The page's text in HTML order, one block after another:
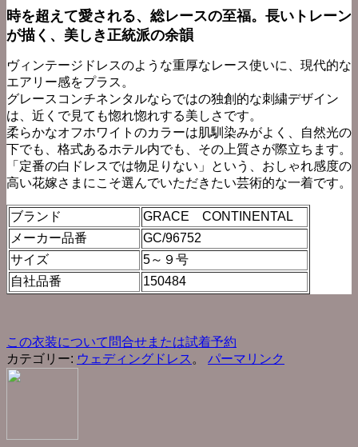
時を超えて愛される、総レースの至福。長いトレーン
が描く、美しき正統派の余韻
ヴィンテージドレスのような重厚なレース使いに、現代的な
エアリー感をプラス。
グレースコンチネンタルならではの独創的な刺繍デザイン
は、近くで見ても惚れ惚れする美しさです。
柔らかなオフホワイトのカラーは肌馴染みがよく、自然光の
下でも、格式あるホテル内でも、その上質さが際立ちます。
「定番の白ドレスでは物足りない」という、おしゃれ感度の
高い花嫁さまにこそ選んでいただきたい芸術的な一着です。
ブランド
GRACE CONTINENTAL
メーカー品番
GC/96752
サイズ
5～９号
自社品番
150484
この衣装について問合せまたは試着予約
カテゴリー: ウェディングドレス 。 パーマリンク